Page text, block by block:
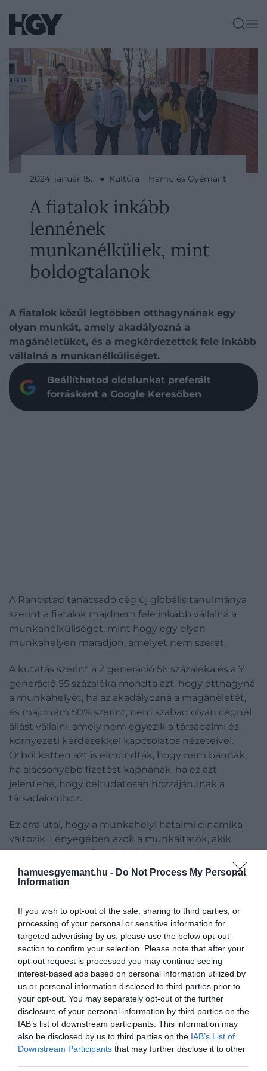
hamuesgyemant.hu - Do Not Process My Personal
Information
If you wish to opt-out of the sale, sharing to third parties, or
processing of your personal or sensitive information for
targeted advertising by us, please use the below opt-out
section to confirm your selection. Please note that after your
opt-out request is processed you may continue seeing
interest-based ads based on personal information utilized by
us or personal information disclosed to third parties prior to
your opt-out. You may separately opt-out of the further
disclosure of your personal information by third parties on the
IAB’s list of downstream participants. This information may
also be disclosed by us to third parties on the IAB’s List of
Downstream Participants that may further disclose it to other
2024. január 15. ● Kultúra Hamu és Gyémánt
A fiatalok inkább
lennének
munkanélküliek, mint
boldogtalanok
A fiatalok közül legtöbben otthagynának egy
olyan munkát, amely akadályozná a
magánéletüket, és a megkérdezettek fele inkább
vállalná a munkanélküliséget.
Beállíthatod oldalunkat preferált
forrásként a Google Keresőben
A Randstad tanácsadó cég új globális tanulmánya
szerint a fiatalok majdnem fele inkább vállalná a
munkanélküliséget, mint hogy egy olyan
munkahelyen maradjon, amelyet nem szeret.
A kutatás szerint a Z generáció 56 százaléka és a Y
generáció 55 százaléka mondta azt, hogy otthagyná
a munkahelyét, ha az akadályozná a magánéletét,
és majdnem 50% szerint, nem szabad olyan cégnél
állást vállalni, amely nem egyezik a társadalmi és
környezeti kérdésekkel kapcsolatos nézeteivel.
Ötből ketten azt is elmondták, hogy nem bánnák,
ha alacsonyabb fizetést kapnának, ha ez azt
jelentené, hogy céltudatosan hozzájárulnak a
társadalomhoz.
Ez arra utal, hogy a munkahelyi hatalmi dinamika
változik. Lényegében azok a munkáltatók, akik
rosszul bánnak a fiatal alkalmazottaikkal, vékony
jégen mozognak.
Eredményeinknek
ébresztőként kell szolgálniuk
a munkáltatók számára.
Egyértelmű hatalmi váltás
van folyamatban, ahogy az
emberek újragondolják a
prioritásokat. A fiatalok teljes
énjüket akarják hozni a